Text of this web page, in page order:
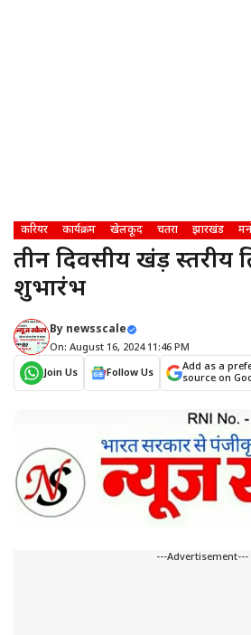
करियर कार्यक्रम खेलकूद चतरा झारखंड
तीन दिवसीय प्रखंड़ स्तरीय
शुभारंभ
By newsscale
On: August 16, 2024 11:46 PM
Join Us
Follow Us
Add as a
source on
---Advertisement---